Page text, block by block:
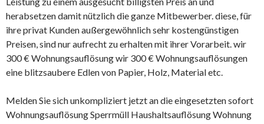
herabsetzen damit nützlich die ganze Mitbewerber. diese, für
ihre privat Kunden außergewöhnlich sehr kostengünstigen
Preisen, sind nur aufrecht zu erhalten mit ihrer Vorarbeit. wir
300 € Wohnungsauflösung wir 300 € Wohnungsauflösungen
eine blitzsaubere Edlen von Papier, Holz, Material etc.
Melden Sie sich unkompliziert jetzt an die eingesetzten sofort
Wohnungsauflösung Sperrmüll Haushaltsauflösung Wohnung